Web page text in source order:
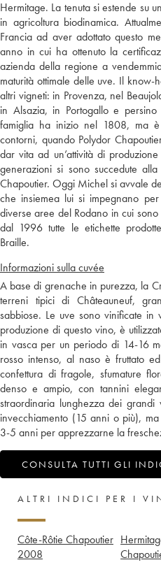
Hermitage. La tenuta si estende su
in agricoltura biodinamica.
Francia ad aver adottato questo
anno in cui ha ottenuto la
azienda della regione a
maturità ottimale delle uve. Il
altri vigneti: in Provenza, nel
in Alsazia, in Portogallo e persino
famiglia ha inizio nel 1808, ma
contorni, quando Polydor
dar vita ad un’attività di
generazioni si sono succedute
Chapoutier. Oggi Michel si avvale
che insiemea lui si impegnano
diverse aree del Rodano in cui
dal 1996 tutte le etichette
Braille.
Informazioni sulla cuvée
A base di grenache in purezza, la
terreni tipici di Châteauneuf,
sabbiose. Le uve sono vinificate
produzione di questo vino, è
in vasca per un periodo di 14-16
rosso intenso, al naso è fruttato
confettura di fragole, sfumature
denso e ampio, con tannini
straordinaria lunghezza dei
invecchiamento (15 anni o più),
3-5 anni per apprezzarne la
CONSULTA TUTTI GLI
ALTRI INDICI PER I
Côte-Rôtie Chapoutier
2008